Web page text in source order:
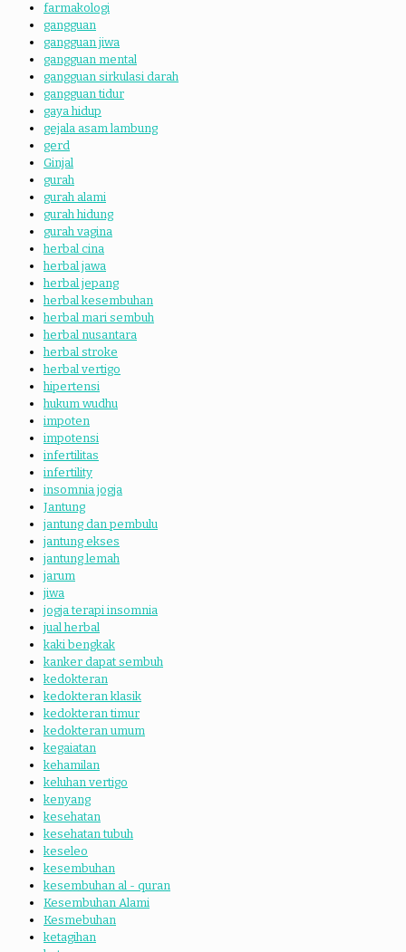
farmakologi
gangguan
gangguan jiwa
gangguan mental
gangguan sirkulasi darah
gangguan tidur
gaya hidup
gejala asam lambung
gerd
Ginjal
gurah
gurah alami
gurah hidung
gurah vagina
herbal cina
herbal jawa
herbal jepang
herbal kesembuhan
herbal mari sembuh
herbal nusantara
herbal stroke
herbal vertigo
hipertensi
hukum wudhu
impoten
impotensi
infertilitas
infertility
insomnia jogja
Jantung
jantung dan pembulu
jantung ekses
jantung lemah
jarum
jiwa
jogja terapi insomnia
jual herbal
kaki bengkak
kanker dapat sembuh
kedokteran
kedokteran klasik
kedokteran timur
kedokteran umum
kegaiatan
kehamilan
keluhan vertigo
kenyang
kesehatan
kesehatan tubuh
keseleo
kesembuhan
kesembuhan al - quran
Kesembuhan Alami
Kesmebuhan
ketagihan